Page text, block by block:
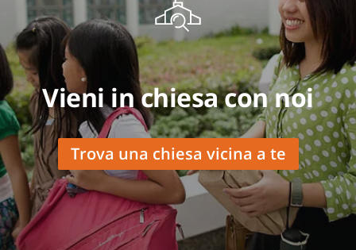
Vieni in chiesa con noi
Trova una chiesa vicina a te